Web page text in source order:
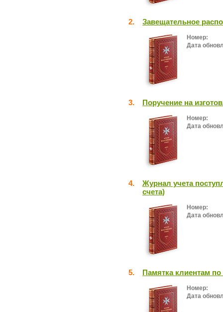
2. Завещательное
Номер:
Дата
3. Поручение на
Номер:
Дата
4.
Журнал учета
счета)
Номер:
Дата
5. Памятка клиентам
Номер:
Дата